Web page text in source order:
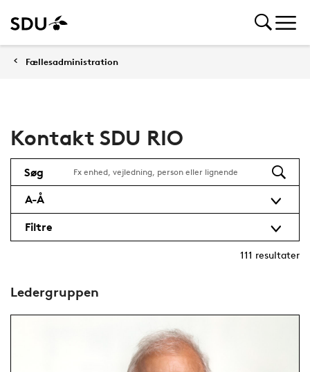
Fællesadministration
Kontakt SDU RIO
Filtre
A-Å
Søg
111 resultater
Ledergruppen